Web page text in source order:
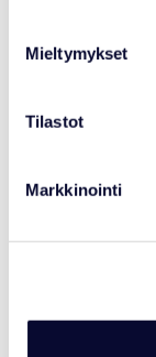
Mieltymykset
Tilastot
Markkinointi